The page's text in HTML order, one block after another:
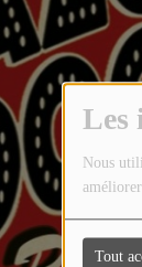
Les
Nous
Tout